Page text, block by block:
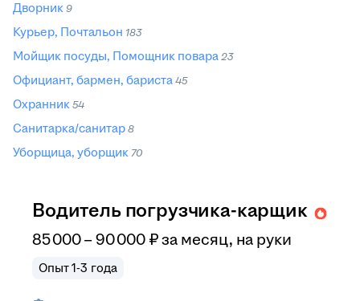
Дворник 9
Курьер, Почтальон 183
Мойщик посуды, Помощник повара 23
Официант, бармен, бариста 45
Охранник 54
Санитарка/санитар 8
Уборщица, уборщик 70
Водитель погрузчика-карщик
85 000–90 000 ₽ за месяц, на руки
Опыт 1-3 года